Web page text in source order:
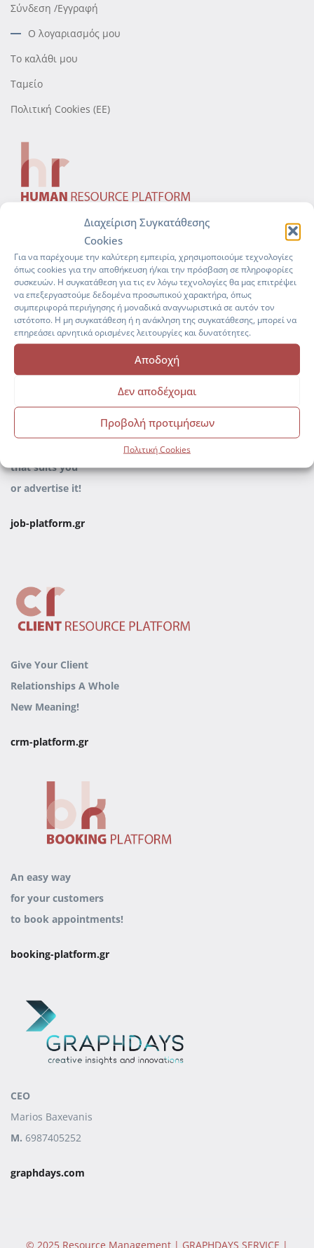
Διαχείριση Συγκατάθεσης
Cookies
Για να παρέχουμε την καλύτερη εμπειρία, χρησιμοποιούμε τεχνολογίες
όπως cookies για την αποθήκευση ή/και την πρόσβαση σε πληροφορίες
συσκευών. Η συγκατάθεση για τις εν λόγω τεχνολογίες θα μας επιτρέψει
να επεξεργαστούμε δεδομένα προσωπικού χαρακτήρα, όπως
συμπεριφορά περιήγησης ή μοναδικά αναγνωριστικά σε αυτόν τον
ιστότοπο. Η μη συγκατάθεση ή η ανάκληση της συγκατάθεσης, μπορεί να
επηρεάσει αρνητικά ορισμένες λειτουργίες και δυνατότητες.
Αποδοχή
Δεν αποδέχομαι
Προβολή προτιμήσεων
Πολιτική Cookies
Σύνδεση /Εγγραφή
Ο λογαριασμός μου
Το καλάθι μου
Ταμείο
Πολιτική Cookies (ΕΕ)
Manage everything
professionally with our complete
HR Solution!
hr-platform.gr
thatsuits you
or advertise it!
job-platform.gr
Give Your Client
Relationships A Whole
New Meaning!
crm-platform.gr
An easy way
for your customers
to book appointments!
booking-platform.gr
CEO
Marios Baxevanis
M. 6987405252
graphdays.com
© 2025 Resource Management | GRAPHDAYS SERVICE |